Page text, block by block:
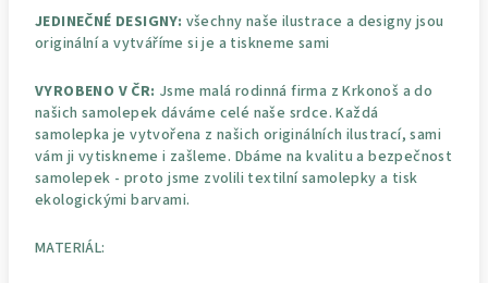
JEDINEČNÉ DESIGNY: všechny naše ilustrace a designy jsou
originální a vytváříme si je a tiskneme sami
VYROBENO V ČR: Jsme malá rodinná firma z Krkonoš a do
našich samolepek dáváme celé naše srdce. Každá
samolepka je vytvořena z našich originálních ilustrací, sami
vám ji vytiskneme i zašleme. Dbáme na kvalitu a bezpečnost
samolepek - proto jsme zvolili textilní samolepky a tisk
ekologickými barvami.
MATERIÁL: